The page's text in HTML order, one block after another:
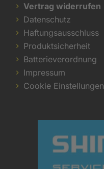
Vertrag widerrufen
Datenschutz
Haftungsausschluss
Produktsicherheit
Batterieverordnung
Impressum
Cookie Einstellungen